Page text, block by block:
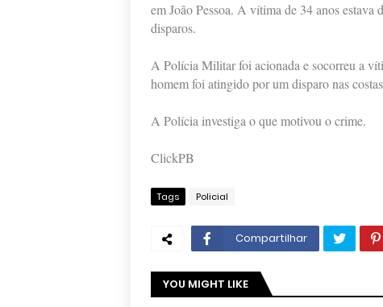
em João Pessoa. A vítima de 34 anos
disparos.
A Polícia Militar foi acionada e socorreu a
homem foi atingido por um disparo nas
A Polícia investiga o que motivou o crime.
ClickPB
Tags Policial
Compartilhar
YOU MIGHT LIKE